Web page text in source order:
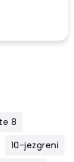
8
10-jezgreni